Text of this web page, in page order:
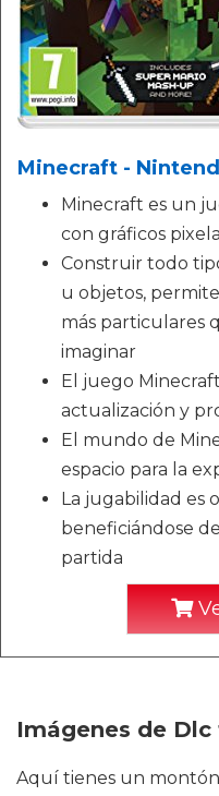
Minecraft -
Minecraft es un
con gráficos
Construir todo
u objetos,
más particulares
imaginar
El juego
actualización y
El mundo de
espacio para la
La jugabilidad es
beneficiándose
partida
Imágenes de
Aquí tienes un